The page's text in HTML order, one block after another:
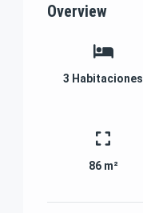
Overview
3 Habitaciones
86 m²